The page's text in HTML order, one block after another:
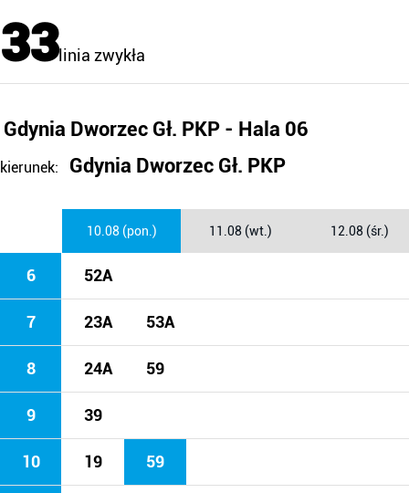
33linia zwykła
Gdynia Dworzec Gł. PKP - Hala 06
kierunek: Gdynia Dworzec Gł. PKP
10.08 (pon.) 11.08 (wt.) 12.08 (śr.)
6 52A
7 23A 53A
8 24A 59
9 39
10 19 59